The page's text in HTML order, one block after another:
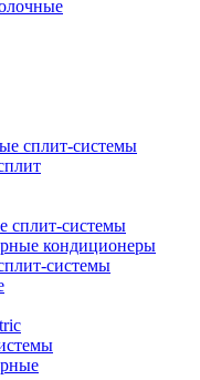
сплит-системы
сплит-системы
кондиционеры
системы